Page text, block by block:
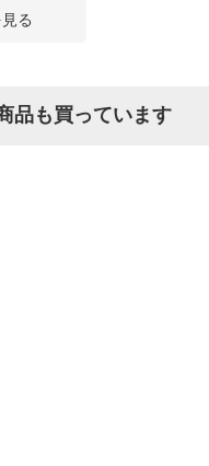
る
品も買っています